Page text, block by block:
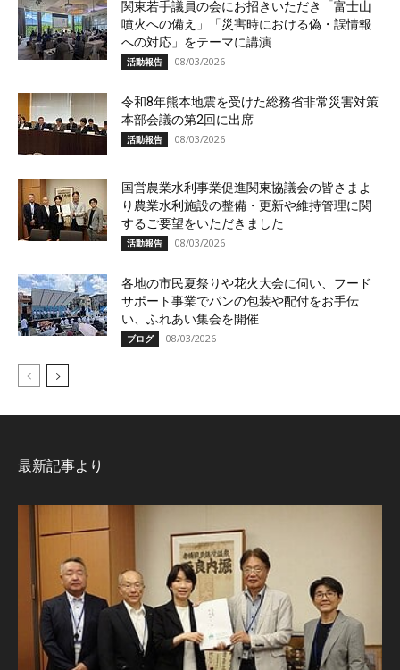
関東若手議員の会にお招きいただき「富士山
噴火への備え」「災害時における偽・誤情報
への対応」をテーマに講演
活動報告 08/03/2026
令和8年熊本地震を受けた総務省非常災害対策
本部会議の第2回に出席
活動報告 08/03/2026
国営農業水利事業促進関東協議会の皆さまよ
り農業水利施設の整備・更新や維持管理に関
するご要望をいただきました
活動報告 08/03/2026
各地の市民夏祭りや花火大会に伺い、フード
サポート事業でパンの包装や配付をお手伝
い、ふれあい集会を開催
ブログ 08/03/2026
最新記事より